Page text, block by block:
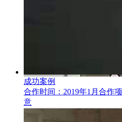
成功案例
合作时间：2019年1月合作
意